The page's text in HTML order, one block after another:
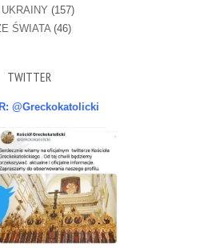
(157)
ŚWIATA(46)
TWITTER
@Greckokatolicki